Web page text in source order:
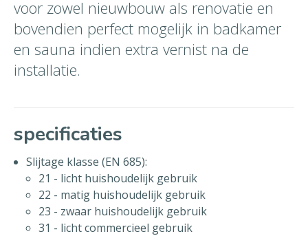
voor zowel nieuwbouw als renovatie en
bovendien perfect mogelijk in badkamer
en sauna indien extra vernist na de
installatie.
specificaties
Slijtage klasse (EN 685):
21 - licht huishoudelijk gebruik
22 - matig huishoudelijk gebruik
23 - zwaar huishoudelijk gebruik
31 - licht commercieel gebruik